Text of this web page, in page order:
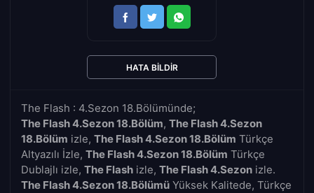
The Flash : 4.Sezon 18.Bölümünde;
The Flash 4.Sezon 18.Bölüm, The Flash 4.Sezon
18.Bölüm izle, The Flash 4.Sezon 18.Bölüm Türkçe
Altyazılı İzle, The Flash 4.Sezon 18.Bölüm Türkçe
Dublajlı izle, The Flash izle, The Flash 4.Sezon izle.
The Flash 4.Sezon 18.Bölümü Yüksek Kalitede, Türkçe
HATA BILDIR